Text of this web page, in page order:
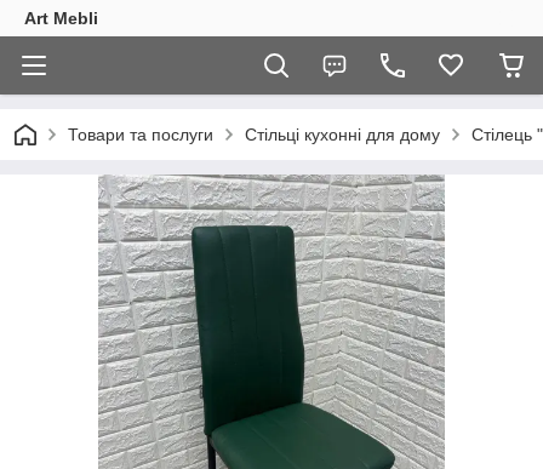
Art Mebli
Товари та послуги Стільці кухонні для дому Стілець